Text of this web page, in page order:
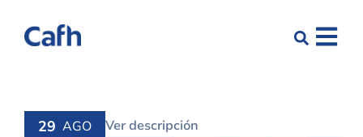
29 AGO Ver descripción